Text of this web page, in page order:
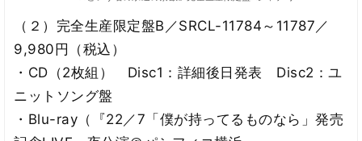
（２）完全生産限定盤B／SRCL-11784～11787／
9,980円（税込）
・CD（2枚組） Disc1：詳細後日発表 Disc2：ユ
ニットソング盤
・Blu-ray（『22／7「僕が持ってるものなら」発売